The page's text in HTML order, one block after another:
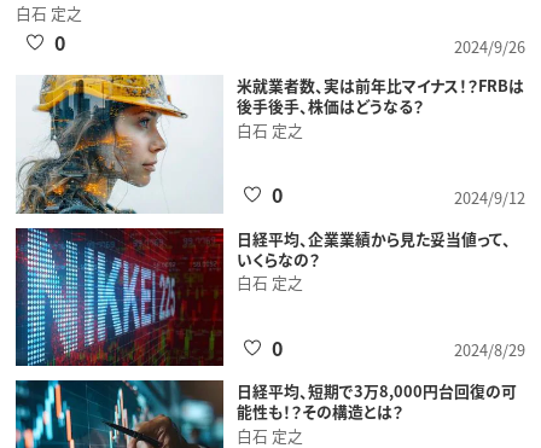
白石 定之
2024/9/26
0
米就業者数、実は前年比マイナス！？FRBは
後手後手、株価はどうなる？
白石 定之
2024/9/12
0
日経平均、企業業績から見た妥当値って、
いくらなの？
白石 定之
2024/8/29
0
日経平均、短期で3万8,000円台回復の可
能性も！？その構造とは？
白石 定之